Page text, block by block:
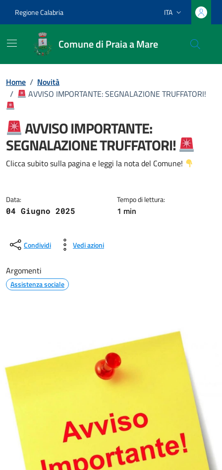
Regione Calabria Lingua attiva:
ITA
Comune di Praia a Mare
Home / Novità
/
AVVISO IMPORTANTE: SEGNALAZIONE TRUFFATORI!
AVVISO IMPORTANTE:
SEGNALAZIONE TRUFFATORI!
Dettagli della notizia
Clicca subito sulla pagina e leggi la nota del Comune!
Data:
04 Giugno 2025
Tempo di lettura:
1 min
Condividi Vedi azioni
Argomenti
Assistenza sociale